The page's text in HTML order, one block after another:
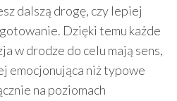
dalszą drogę, czy lepiej
Dzięki temu każde
w drodze do celu mają sens,
emocjonująca niż typowe
na poziomach